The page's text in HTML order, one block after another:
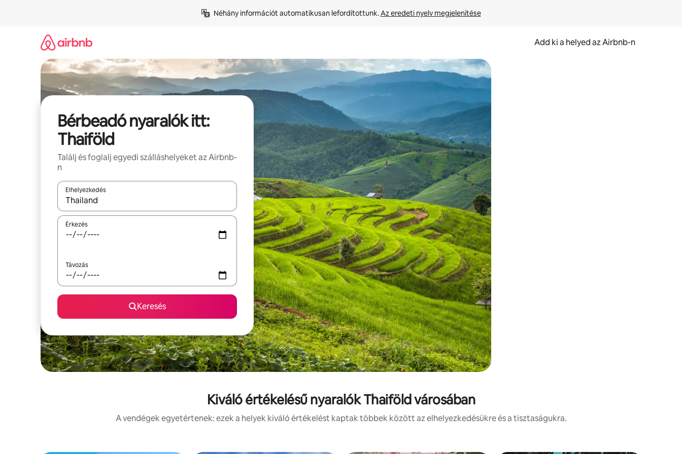
Néhány információt automatikusan lefordítottunk. Az eredeti nyelv megjelenítése
Add ki a helyed az Airbnb-n
Bérbeadó nyaralók itt:
Thaiföld
Találj és foglalj egyedi szálláshelyeket az Airbnb-
n
Elhelyezkedés
Az eredmények között a felfelé és a lefelé nyíllal navigálhatsz, illetve érintő és lapozó mozdulatokkal is felfedezheted őket.
Érkezés
Távozás
Keresés
Kiváló értékelésű nyaralók Thaiföld városában
A vendégek egyetértenek: ezek a helyek kiváló értékelést kaptak többek között az elhelyezkedésükre és a tisztaságukra.